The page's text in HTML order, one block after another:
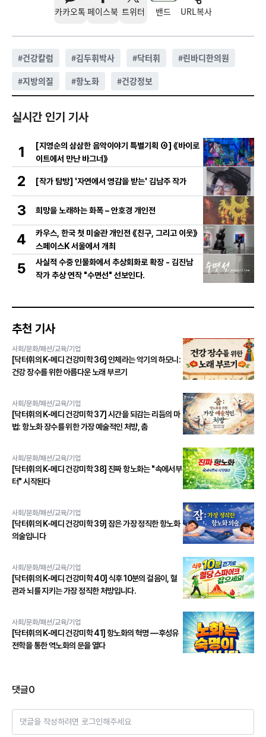
카카오톡 페이스북 트위터 밴드 URL복사
#건강칼럼 #김두휘박사 #닥터휘 #린바디한의원
#지방의질 #항노화 #건강정보
실시간 인기 기사
1
[지영순의 삼삼한 음악이야기 특별기획 ④] 《바이로
이트에서 만난 바그너》
2 [작가 탐방] '자연에서 영감을 받는' 김남주 작가
3 희망을 노래하는 화폭 – 안호경 개인전
4
카우스, 한국 첫 미술관 개인전 《친구, 그리고 이웃》
스페이스K 서울에서 개최
5
사실적 수중 인물화에서 추상회화로 확장 - 김진남
작가 추상 연작 "수면선" 선보인다.
추천 기사
사회/문화/패션/교육/기업
[닥터휘의 K-메디 건강미학 36] 인체라는 악기의 하모니:
건강 장수를 위한 아름다운 노래 부르기
사회/문화/패션/교육/기업
[닥터휘의 K-메디 건강미학 37] 시간을 되감는 리듬의 마
법: 항노화 장수를 위한 가장 예술적인 처방, 춤
사회/문화/패션/교육/기업
[닥터휘의 K-메디 건강미학 38] 진짜 항노화는 "속에서부
터" 시작된다
사회/문화/패션/교육/기업
[닥터휘의 K-메디 건강미학 39] 잠은 가장 정직한 항노화
의술입니다
사회/문화/패션/교육/기업
[닥터휘의 K-메디 건강미학 40] 식후 10분의 걸음이, 혈
관과 뇌를 지키는 가장 정직한 처방입니다.
사회/문화/패션/교육/기업
[닥터휘의 K-메디 건강미학 41] 항노화의 혁명 ―후성유
전학을 통한 역노화의 문을 열다
댓글0
댓글을 작성하려면 로그인해주세요